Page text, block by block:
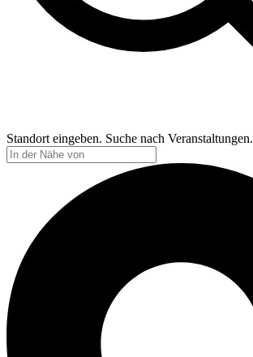
Standort eingeben. Suche nach Veranstaltungen.